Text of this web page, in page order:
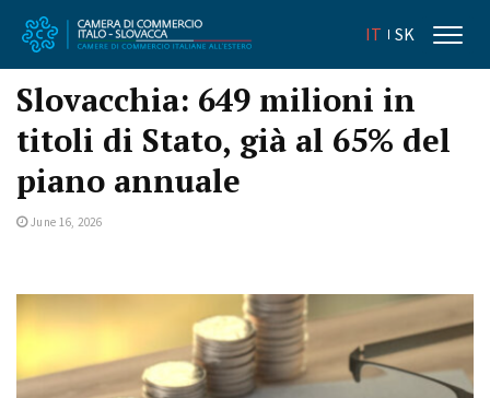
IT SK
Slovacchia: 649 milioni in
titoli di Stato, già al 65% del
piano annuale
June 16, 2026